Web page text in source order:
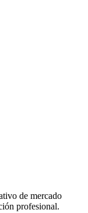
de mercado
profesional.